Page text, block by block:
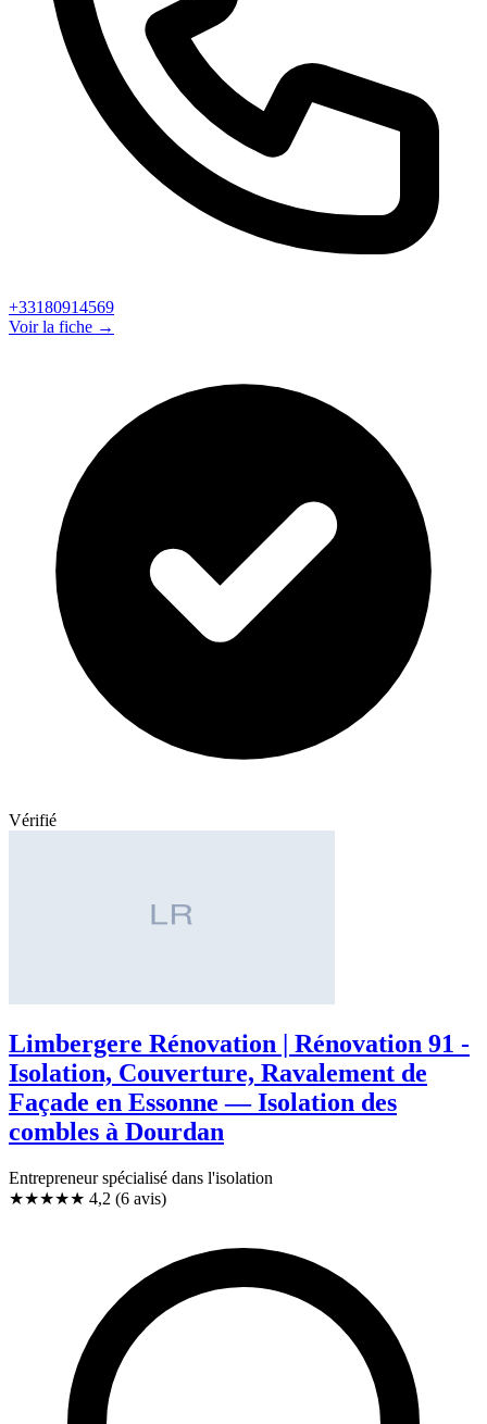
+33180914569
Voir la fiche →
Vérifié
Limbergere Rénovation | Rénovation 91 -
Isolation, Couverture, Ravalement de
Façade en Essonne — Isolation des
combles à Dourdan
Entrepreneur spécialisé dans l'isolation
★★★★★ 4,2 (6 avis)